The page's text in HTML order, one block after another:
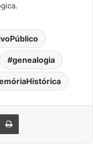
genealogia
via e-mail Imprimir